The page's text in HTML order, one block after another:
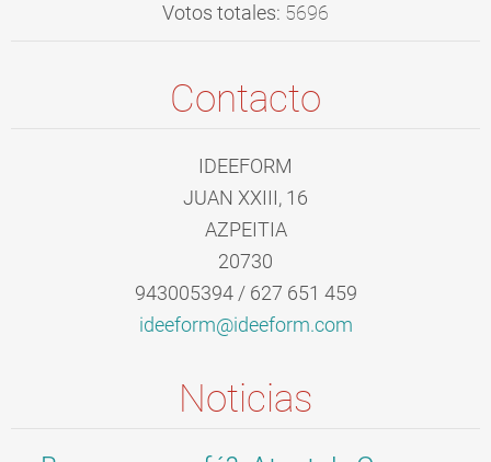
Votos totales: 5696
Contacto
IDEEFORM
JUAN XXIII, 16
AZPEITIA
20730
943005394 / 627 651 459
ideeform@ideeform.com
Noticias